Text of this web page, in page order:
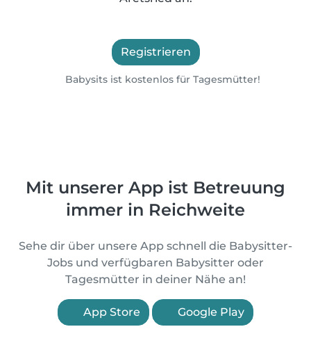
Registrieren
Babysits ist kostenlos für Tagesmütter!
Mit unserer App ist Betreuung
immer in Reichweite
Sehe dir über unsere App schnell die Babysitter-
Jobs und verfügbaren Babysitter oder
Tagesmütter in deiner Nähe an!
App Store Google Play